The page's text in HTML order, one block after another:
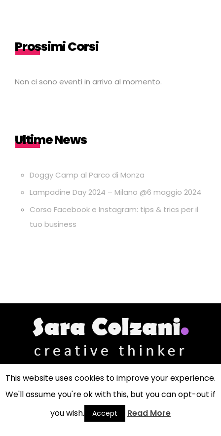
Prossimi Corsi
Non ci sono eventi in arrivo al momento.
Ultime News
Doggy Camp al Parco di Monza
Lampadine Day 2024 – Milano @6 maggio 2024
Corso Facebook e Instagram: tips & trics per il
tuo business
Sara Colzani - Creative Thinker
via Ada Negri, 2 - 20092 Cinisello Balsamo (MI)
C.F. CLZSRA78D65F704R
This website uses cookies to improve your experience.
We'll assume you're ok with this, but you can opt-out if
you wish.
Accept Read More